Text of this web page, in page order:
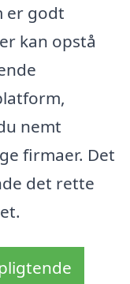
er godt
kan opstå
nemt
firmaer. Det
det rette